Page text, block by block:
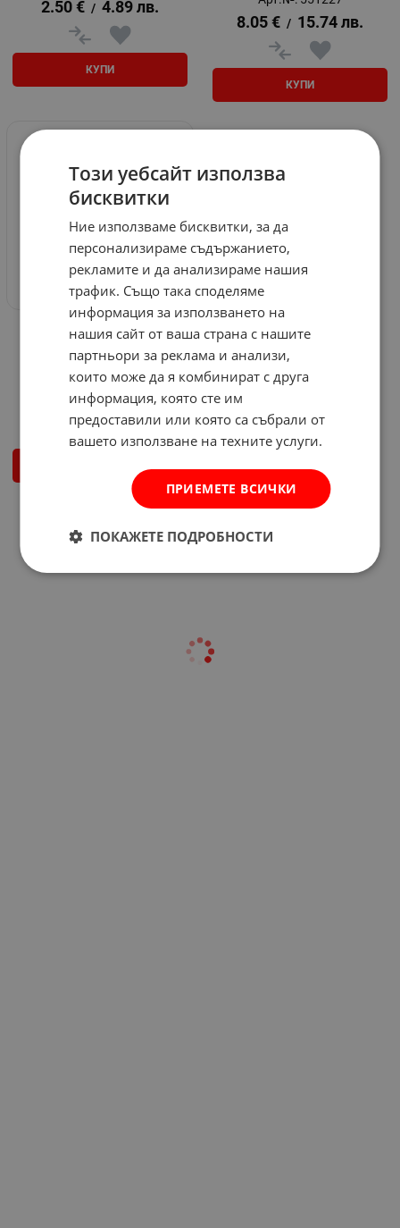
2.50 € / 4.89 лв.
КУПИ
8.05 € / 15.74 лв.
КУПИ
Парфюм за дома Areon
модели
Арт.№: 701622
€ / 12.32 лв.
Този уебсайт използва
бисквитки
Ние използваме бисквитки, за да
персонализираме съдържанието,
рекламите и да анализираме нашия
трафик. Също така споделяме
информация за използването на
нашия сайт от ваша страна с нашите
партньори за реклама и анализи,
които може да я комбинират с друга
информация, която сте им
предоставили или която са събрали от
вашето използване на техните услуги.
ПРИЕМЕТЕ ВСИЧКИ
ПОКАЖЕТЕ ПОДРОБНОСТИ